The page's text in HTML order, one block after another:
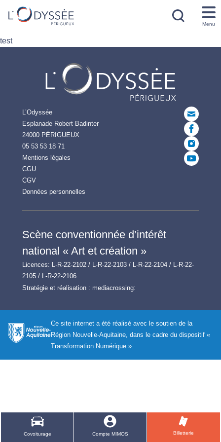
Covoiturage Compte MIMOS Billetterie
Menu
test
L’Odyssée
Esplanade Robert Badinter
24000 PÉRIGUEUX
05 53 53 18 71
Mentions légales
CGU
CGV
Données personnelles
Scène conventionnée d’intérêt
national « Art et création »
Licences: L-R-22-2102 / L-R-22-2103 / L-R-22-2104 / L-R-22-
2105 / L-R-22-2106
Stratégie et réalisation : mediacrossing:
Ce site internet a été réalisé avec le soutien de la
Région Nouvelle-Aquitaine, dans le cadre du dispositif «
Transformation Numérique ».